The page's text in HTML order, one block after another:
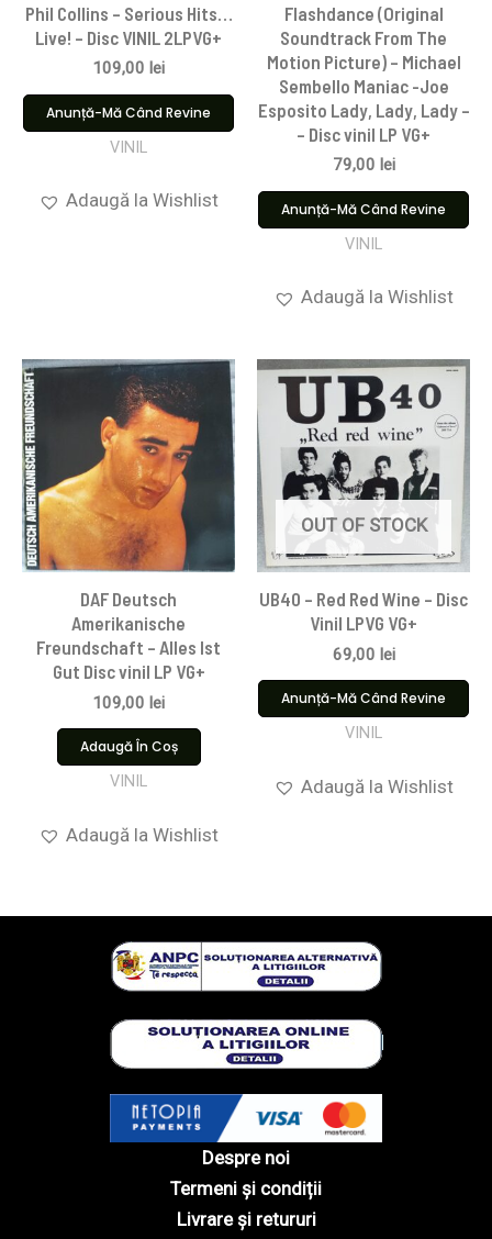
Phil Collins – Serious Hits…
Live! – Disc VINIL 2LPVG+
109,00 lei
Anunță-Mă Când Revine
VINIL
Adaugă la Wishlist
Flashdance (Original
Soundtrack From The
Motion Picture) – Michael
Sembello Maniac -Joe
Esposito Lady, Lady, Lady –
– Disc vinil LP VG+
79,00 lei
Anunță-Mă Când Revine
VINIL
Adaugă la Wishlist
DAF Deutsch
Amerikanische
Freundschaft – Alles Ist
Gut Disc vinil LP VG+
109,00 lei
Adaugă În Coș
VINIL
Adaugă la Wishlist
OUT OF STOCK
UB40 – Red Red Wine – Disc
Vinil LPVG VG+
69,00 lei
Anunță-Mă Când Revine
VINIL
Adaugă la Wishlist
Despre noi
Termeni și condiții
Livrare și retururi